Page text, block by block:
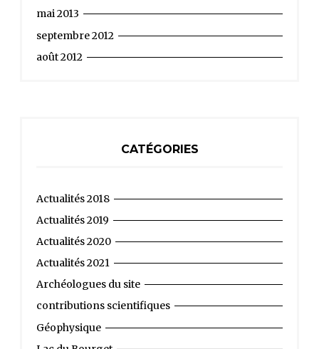
mai 2013
septembre 2012
août 2012
CATÉGORIES
Actualités 2018
Actualités 2019
Actualités 2020
Actualités 2021
Archéologues du site
contributions scientifiques
Géophysique